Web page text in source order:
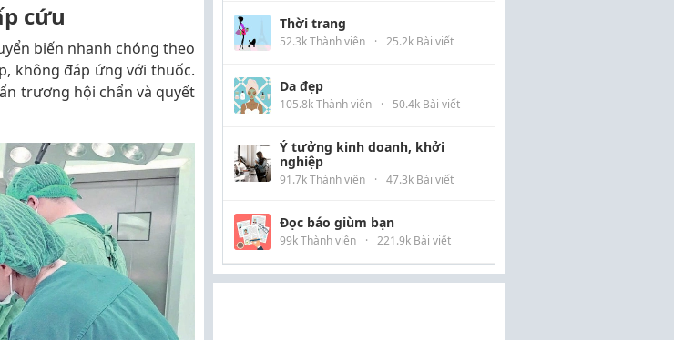
cứu
biến nhanh chóng theo
không đáp ứng với thuốc.
trương hội chẩn và quyết
Thời trang
52.3k Thành viên · 25.2k Bài viết
Da đẹp
105.8k Thành viên · 50.4k Bài viết
Ý tưởng kinh doanh, khởi
nghiệp
91.7k Thành viên · 47.3k Bài viết
Đọc báo giùm bạn
99k Thành viên · 221.9k Bài viết